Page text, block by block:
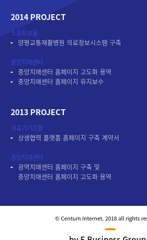
2014 PROJECT
소프트보울
양평교통재활병원 의료정보시스템 구축
중앙치매센터
중앙치매센터 홈페이지 고도화 용역
중앙치매센터 홈페이지 유지보수
2013 PROJECT
의료기기조합
상생협력 플랫폼 홈페이지 구축 계약서
중앙치매센터
광역치매센터 홈페이지 구축 및
중앙치매센터 홈페이지 고도화 용역
© Centum Internet. 2018 all rights